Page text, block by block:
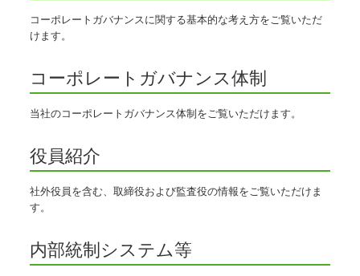
コーポレートガバナンスに関する基本的な考え方をご覧いただ
けます。
コーポレートガバナンス体制
当社のコーポレートガバナンス体制をご覧いただけます。
役員紹介
社外役員を含む、取締役および監査役の情報をご覧いただけま
す。
内部統制システム等